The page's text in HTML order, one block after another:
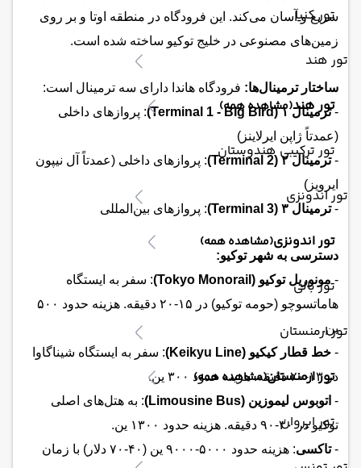
تور کنیا
تور هند
تور هند(مشاهده همه)
تور ترکیبی هندوستان
تور اندونزی
تور اندونزی(مشاهده همه)
تور بالی
تور ارمنستان
تور ارمنستان(مشاهده همه)
تور ایروان
سریع و آسان می‌کند. این فرودگاه در منطقه اوتا و بر روی
زمین‌های مصنوعی در خلیج توکیو ساخته شده است.
ساختار ترمینال‌ها: فرودگاه هاندا دارای سه ترمینال است:
-ترمینال ۱ (Terminal 1 - Big Bird)
: پروازهای داخلی
(عمدتاً ژاپن ایرلاینز)
-ترمینال ۲ (Terminal 2)
: پروازهای داخلی (عمدتاً آل نیپون
ایرویز)
-ترمینال ۳ (Terminal 3) : پروازهای بین‌المللی
دسترسی به شهر توکیو:
-مونوریل توکیو (Tokyo Monorail)
: سفر به ایستگاه
هاماتسوچو (حومه توکیو) در ۱۵-۲۰ دقیقه. هزینه حدود ۵۰۰
ین.
- خط قطار کیکیو (Keikyu Line)
: سفر به ایستگاه شیناگاوا
در ۱۳-۲۰ دقیقه. هزینه حدود ۳۰۰ ین.
- اتوبوس لیموزین (Limousine Bus)
: به هتل‌های اصلی
توکیو در ۳۰-۹۰ دقیقه. هزینه حدود ۱۳۰۰ ین.
-تاکسی
: هزینه حدود ۵۰۰۰-۹۰۰۰ ین (۴۰-۷۰ دلار) با زمان